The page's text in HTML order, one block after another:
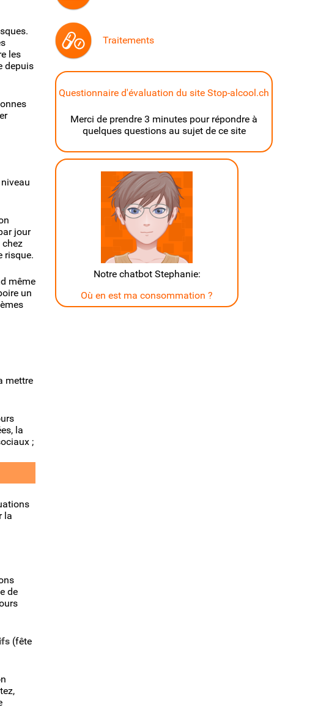
les
depuis
jour
chez
risque.
même
un
mettre
la
;
la
de
(fête
Traitements
Questionnaire d'évaluation du site Stop-alcool.ch
Merci de prendre 3 minutes pour répondre à
quelques questions au sujet de ce site
Notre chatbot Stephanie:
Où en est ma consommation ?